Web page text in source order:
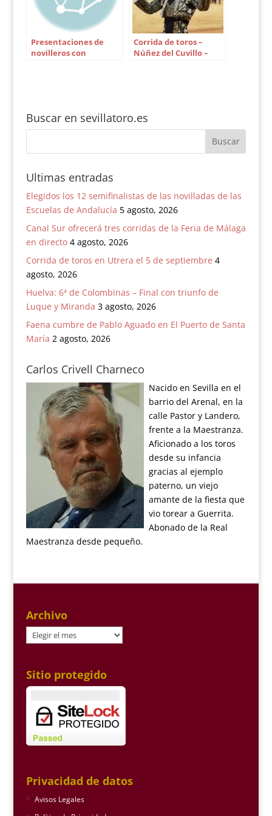
Presentaciones de
novilleros con
Corrida de toros –
Núñez del Cuvillo –
Buscar en sevillatoro.es
Ultimas entradas
Elegidos los 12 semifinalistas de las novilladas de las
Escuelas de Andalucía 5 agosto, 2026
Canal Sur ofrecerá tres corridas de la Feria de Málaga
en directo 4 agosto, 2026
Corrida de toros en Utrera el 5 de septiembre 4
agosto, 2026
Huelva: 6ª de Colombinas – Final con triunfo de
Luque y Miranda 3 agosto, 2026
Faena cumbre de Pablo Aguado en El Puerto de Santa
María 2 agosto, 2026
Carlos Crivell Charneco
Nacido en Sevilla en el
barrio del Arenal, en la
calle Pastor y Landero,
frente a la Maestranza.
Aficionado a los toros
desde su infancia
gracias al ejemplo
paterno, un viejo
amante de la fiesta que
vio torear a Guerrita.
Abonado de la Real
Maestranza desde pequeño.
Archivo
Archivo
Sitio protegido
Privacidad de datos
Avisos Legales